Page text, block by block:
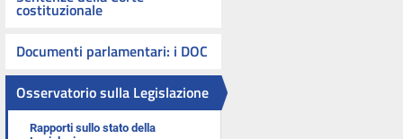
costituzionale
Documenti parlamentari: i DOC
Osservatorio sulla Legislazione
Rapporti sullo stato della